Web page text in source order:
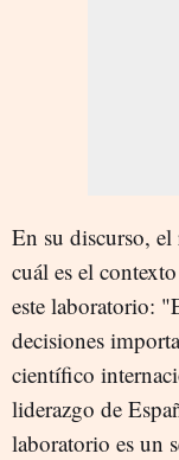
En su discurso,
cuál es el
este laboratorio:
decisiones
científico
liderazgo de
laboratorio es un